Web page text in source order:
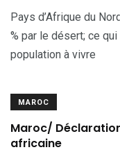
Pays d’Afrique du
% par le désert; ce
population à vivre
MAROC
Maroc/
africaine